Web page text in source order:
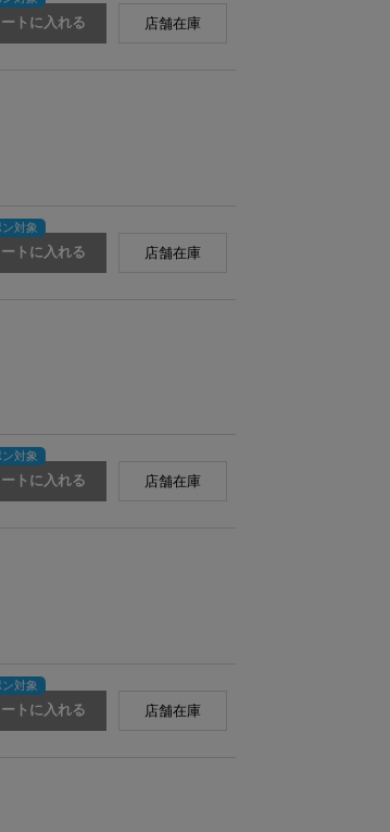
ートに入れる 店舗在庫
ートに入れる 店舗在庫
ートに入れる 店舗在庫
ートに入れる 店舗在庫